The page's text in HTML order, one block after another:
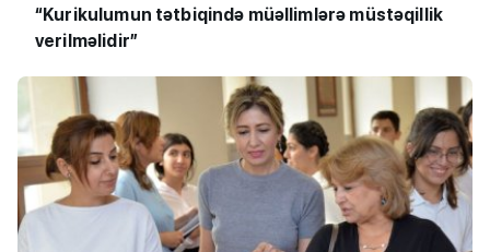
“Kurikulumun tətbiqində müəllimlərə müstəqillik
verilməlidir”